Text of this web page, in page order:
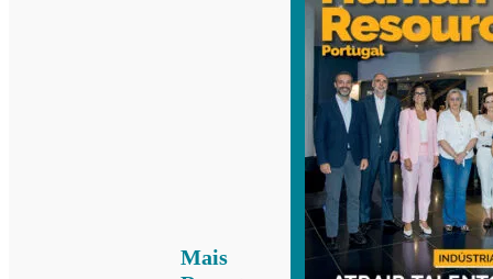
Mais